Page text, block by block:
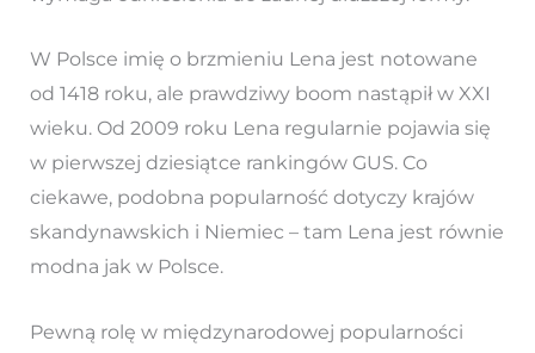
W Polsce imię o brzmieniu Lena jest notowane
od 1418 roku, ale prawdziwy boom nastąpił w XXI
wieku. Od 2009 roku Lena regularnie pojawia się
w pierwszej dziesiątce rankingów GUS. Co
ciekawe, podobna popularność dotyczy krajów
skandynawskich i Niemiec – tam Lena jest równie
modna jak w Polsce.
Pewną rolę w międzynarodowej popularności